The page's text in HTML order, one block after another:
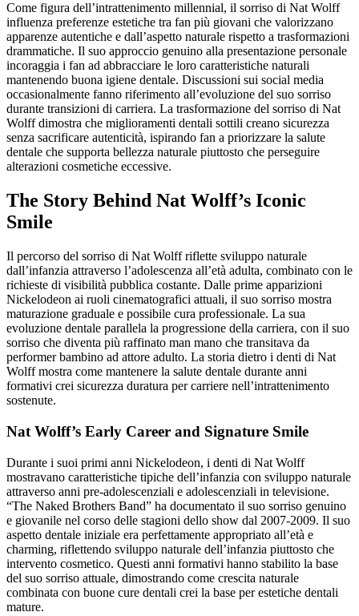
Come figura dell’intrattenimento millennial, il sorriso di Nat Wolff
influenza preferenze estetiche tra fan più giovani che valorizzano
apparenze autentiche e dall’aspetto naturale rispetto a trasformazioni
drammatiche. Il suo approccio genuino alla presentazione personale
incoraggia i fan ad abbracciare le loro caratteristiche naturali
mantenendo buona igiene dentale. Discussioni sui social media
occasionalmente fanno riferimento all’evoluzione del suo sorriso
durante transizioni di carriera. La trasformazione del sorriso di Nat
Wolff dimostra che miglioramenti dentali sottili creano sicurezza
senza sacrificare autenticità, ispirando fan a priorizzare la salute
dentale che supporta bellezza naturale piuttosto che perseguire
alterazioni cosmetiche eccessive.
The Story Behind Nat Wolff’s Iconic
Smile
Il percorso del sorriso di Nat Wolff riflette sviluppo naturale
dall’infanzia attraverso l’adolescenza all’età adulta, combinato con le
richieste di visibilità pubblica costante. Dalle prime apparizioni
Nickelodeon ai ruoli cinematografici attuali, il suo sorriso mostra
maturazione graduale e possibile cura professionale. La sua
evoluzione dentale parallela la progressione della carriera, con il suo
sorriso che diventa più raffinato man mano che transitava da
performer bambino ad attore adulto. La storia dietro i denti di Nat
Wolff mostra come mantenere la salute dentale durante anni
formativi crei sicurezza duratura per carriere nell’intrattenimento
sostenute.
Nat Wolff’s Early Career and Signature Smile
Durante i suoi primi anni Nickelodeon, i denti di Nat Wolff
mostravano caratteristiche tipiche dell’infanzia con sviluppo naturale
attraverso anni pre-adolescenziali e adolescenziali in televisione.
“The Naked Brothers Band” ha documentato il suo sorriso genuino
e giovanile nel corso delle stagioni dello show dal 2007-2009. Il suo
aspetto dentale iniziale era perfettamente appropriato all’età e
charming, riflettendo sviluppo naturale dell’infanzia piuttosto che
intervento cosmetico. Questi anni formativi hanno stabilito la base
del suo sorriso attuale, dimostrando come crescita naturale
combinata con buone cure dentali crei la base per estetiche dentali
mature.